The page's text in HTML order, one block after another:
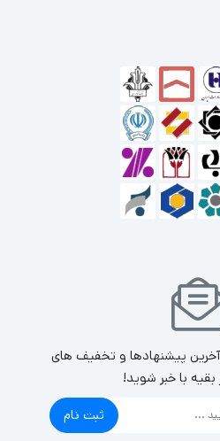
آخرین پیشنهادها و تخفیف های
بقیه با خبر شوید!
ثبت نام